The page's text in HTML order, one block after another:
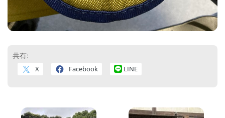
共有:
X Facebook LINE